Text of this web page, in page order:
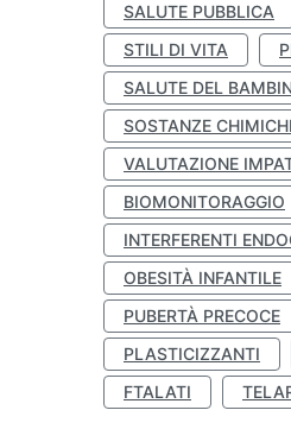
SALUTE PUBBLICA
STILI DI VITA
SALUTE DEL
SOSTANZE
VALUTAZIONE
BIOMONITORAGGIO
INTERFERENTI
OBESITÀ INFANTILE
PUBERTÀ PRECOCE
PLASTICIZZANTI
FTALATI